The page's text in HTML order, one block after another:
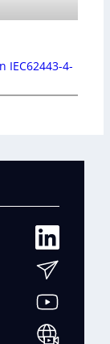
4-